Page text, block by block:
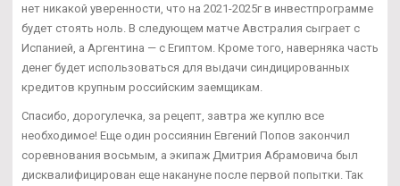
нет никакой уверенности, что на 2021-2025г в инвестпрограмме
будет стоять ноль. В следующем матче Австралия сыграет с
Испанией, а Аргентина — с Египтом. Кроме того, наверняка часть
денег будет использоваться для выдачи синдицированных
кредитов крупным российским заемщикам.
Спасибо, дорогулечка, за рецепт, завтра же куплю все
необходимое! Еще один россиянин Евгений Попов закончил
соревнования восьмым, а экипаж Дмитрия Абрамовича был
дисквалифицирован еще накануне после первой попытки. Так